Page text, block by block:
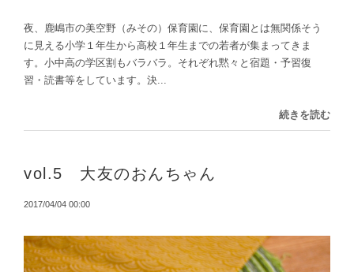
夜、鹿嶋市の美空野（みその）保育園に、保育園とは無関係そう
に見える小学１年生から高校１年生までの若者が集まってきま
す。小中高の学区割もバラバラ。それぞれ黙々と宿題・予習復
習・読書等をしています。決...
続きを読む
vol.5 大友のおんちゃん
2017/04/04 00:00